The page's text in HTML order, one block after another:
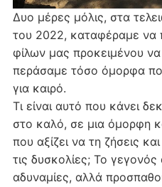
Δυο μέρες μόλις, στα
του 2022, καταφέραμε να
φίλων μας προκειμένου
περάσαμε τόσο όμορφα
για καιρό.
Τι είναι αυτό που κάνει
στο καλό, σε μια όμορφη
που αξίζει να τη ζήσεις
τις δυσκολίες; Το
αδυναμίες, αλλά